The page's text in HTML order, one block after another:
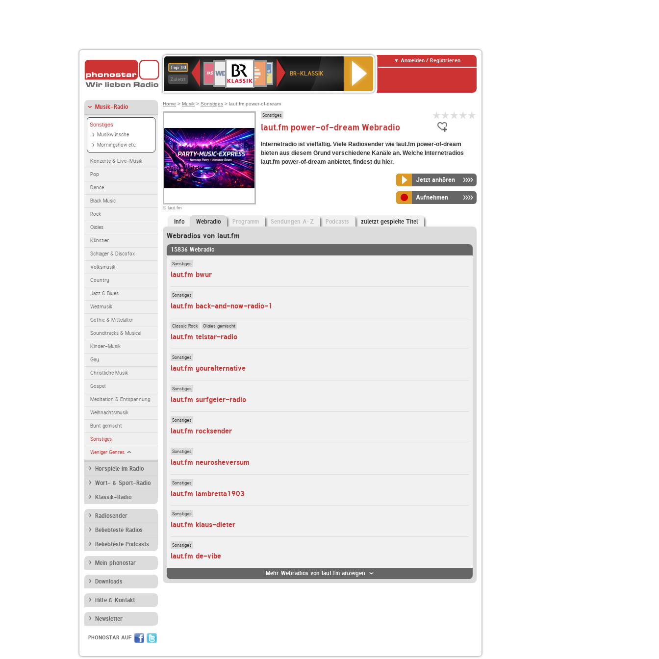
Top 10
Zuletzt
Deutschlandfunk
80er
90er
OLDIE
ANTENNE
4
BR-
KLASSIK
Deutschlandfunk
Kultur
ANTENNE
BAYERN
SWR
Kultur
NDR
2
BR-KLASSIK
Anmelden / Registrieren
Musik-Radio
Sonstiges
Musikwünsche
Morningshow etc.
Konzerte & Live-Musik
Pop
Dance
Black Music
Rock
Oldies
Künstler
Schlager & Discofox
Volksmusik
Country
Jazz & Blues
Weltmusik
Gothic & Mittelalter
Soundtracks & Musical
Kinder-Musik
Gay
Christliche Musik
Gospel
Meditation & Entspannung
Weihnachtsmusik
Bunt gemischt
Sonstiges
Weniger Genres
Hörspiele im Radio
Wort- & Sport-Radio
Klassik-Radio
Radiosender
Beliebteste Radios
Beliebteste Podcasts
Mein phonostar
Downloads
Hilfe & Kontakt
Newsletter
PHONOSTAR AUF
Home > Musik > Sonstiges > laut.fm power-of-dream
© laut.fm
Sonstiges
laut.fm power-of-dream Webradio
Internetradio ist vielfältig. Viele Radiosender wie laut.fm power-of-dream
bieten aus diesem Grund verschiedene Kanäle an. Welche Internetradios
laut.fm power-of-dream anbietet, findest du hier.
Jetzt anhören
Aufnehmen
Info Webradio Programm Sendungen A-Z Podcasts zuletzt gespielte Titel
Webradios von laut.fm
15836 Webradio
Sonstiges
laut.fm bwur
Sonstiges
laut.fm back-and-now-radio-1
Classic Rock Oldies gemischt
laut.fm telstar-radio
Sonstiges
laut.fm youralternative
Sonstiges
laut.fm surfgeier-radio
Sonstiges
laut.fm rocksender
Sonstiges
laut.fm neurosheversum
Sonstiges
laut.fm lambretta1903
Sonstiges
laut.fm klaus-dieter
Sonstiges
laut.fm de-vibe
Mehr Webradios von laut.fm anzeigen